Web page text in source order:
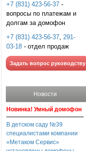
+7 (831) 423-56-37 -
вопросы по платежам и
долгам за домофон
+7 (831) 423-56-37, 291-
03-18 - отдел продаж
Задать вопрос руководству
Новости
Новинка! Умный домофон
В детском саду №39
специалистами компании
«Метаком Сервис»